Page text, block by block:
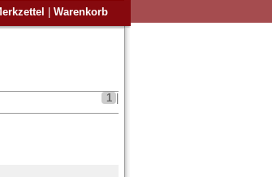
Warenkorb
1